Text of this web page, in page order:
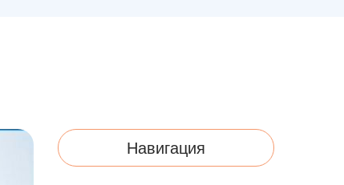
Навигация